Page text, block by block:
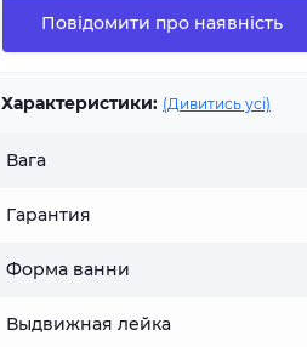
Повідомити про наявність
Характеристики: (Дивитись усі)
Вага
Гарантия
Форма ванни
Выдвижная лейка